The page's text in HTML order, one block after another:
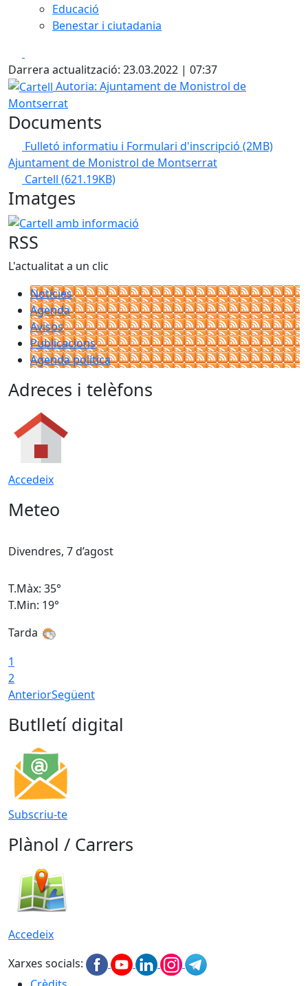
Educació
Benestar i ciutadania
Darrera actualització: 23.03.2022 | 07:37
Cartell
Autoria: Ajuntament de Monistrol de
Montserrat
Documents
Fulletó informatiu i Formulari d'inscripció (2MB)
Ajuntament de Monistrol de Montserrat
Cartell (621.19KB)
Imatges
Cartell amb informació
RSS
L'actualitat a un clic
Notícies
Agenda
Avisos
Publicacions
Agenda política
Adreces i telèfons
Accedeix
Meteo
Divendres, 7 d’agost
T.Màx: 35°
T.Min: 19°
Tarda
1
2
AnteriorSegüent
Butlletí digital
Subscriu-te
Plànol / Carrers
Accedeix
Xarxes socials: